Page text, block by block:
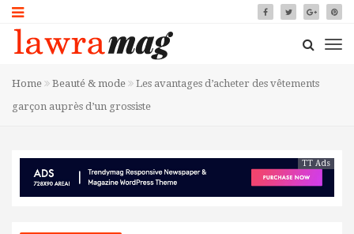
Home Beauté & mode
Les avantages d’acheter des vêtements
garçon auprès d’un grossiste
TT Ads